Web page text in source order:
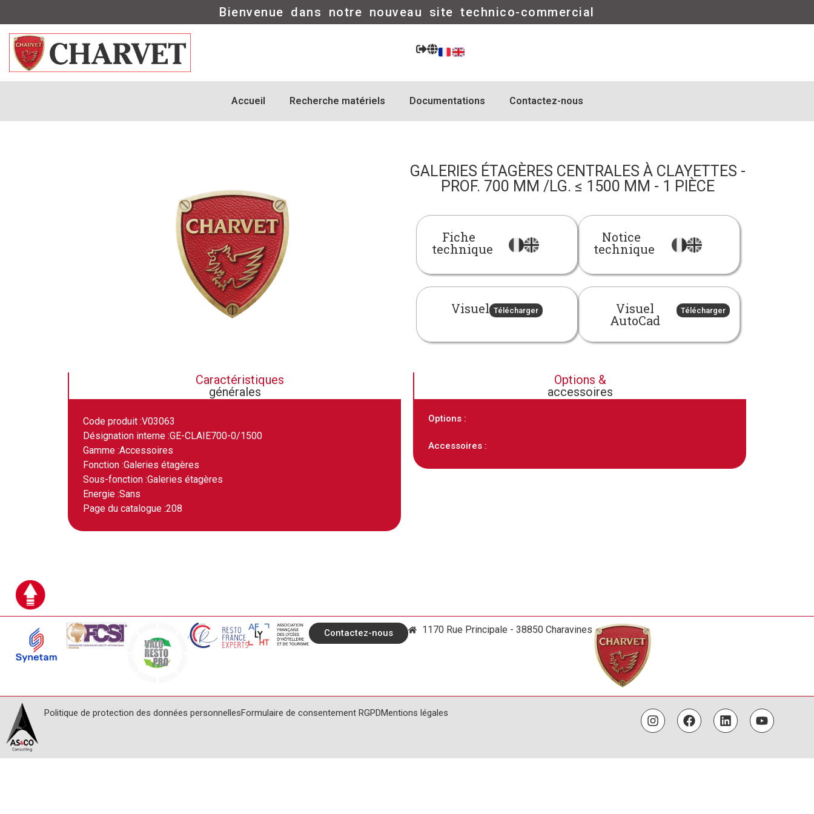
Bienvenue dans notre nouveau site technico-commercial
Accueil Recherche matériels Documentations Contactez-nous
GALERIES ÉTAGÈRES CENTRALES À CLAYETTES -
PROF. 700 MM /LG. ≤ 1500 MM - 1 PIÈCE
Fiche
technique
Notice
technique
Visuel Télécharger Visuel
AutoCad
Télécharger
Caractéristiques
générales
Code produit :V03063
Désignation interne :GE-CLAIE700-0/1500
Gamme :Accessoires
Fonction :Galeries étagères
Sous-fonction :Galeries étagères
Energie :Sans
Page du catalogue :208
Options &
accessoires
Options :
Accessoires :
Contactez-nous 1170 Rue Principale - 38850 Charavines
Politique de protection des données personnellesFormulaire de consentement RGPDMentions légales